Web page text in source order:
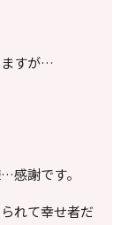
ますが…
感謝です。
れて幸せ者だ